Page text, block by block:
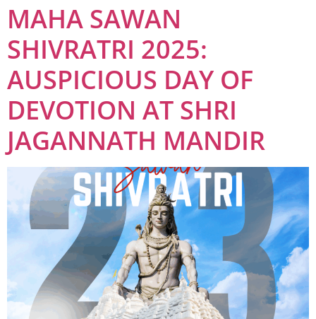
MAHA SAWAN
SHIVRATRI 2025:
AUSPICIOUS DAY OF
DEVOTION AT SHRI
JAGANNATH MANDIR